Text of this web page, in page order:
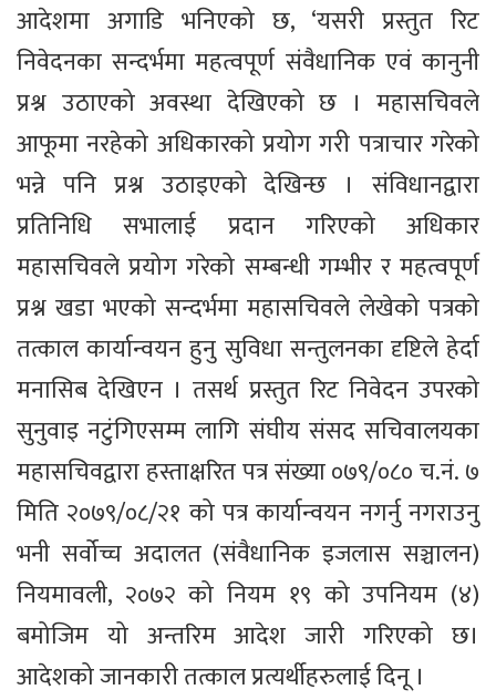
आदेशमा अगाडि भनिएको छ, ‘यसरी प्रस्तुत रिट
निवेदनका सन्दर्भमा महत्वपूर्ण संवैधानिक एवं कानुनी
प्रश्न उठाएको अवस्था देखिएको छ । महासचिवले
आफूमा नरहेको अधिकारको प्रयोग गरी पत्राचार गरेको
भन्ने पनि प्रश्न उठाइएको देखिन्छ । संविधानद्वारा
प्रतिनिधि सभालाई प्रदान गरिएको अधिकार
महासचिवले प्रयोग गरेको सम्बन्धी गम्भीर र महत्वपूर्ण
प्रश्न खडा भएको सन्दर्भमा महासचिवले लेखेको पत्रको
तत्काल कार्यान्वयन हुनु सुविधा सन्तुलनका दृष्टिले हेर्दा
मनासिब देखिएन । तसर्थ प्रस्तुत रिट निवेदन उपरको
सुनुवाइ नटुंगिएसम्म लागि संघीय संसद सचिवालयका
महासचिवद्वारा हस्ताक्षरित पत्र संख्या ०७९/०८० च.नं. ७
मिति २०७९/०८/२१ को पत्र कार्यान्वयन नगर्नु नगराउनु
भनी सर्वोच्च अदालत (संवैधानिक इजलास सञ्चालन)
नियमावली, २०७२ को नियम १९ को उपनियम (४)
बमोजिम यो अन्तरिम आदेश जारी गरिएको छ।
आदेशको जानकारी तत्काल प्रत्यर्थीहरुलाई दिनू ।